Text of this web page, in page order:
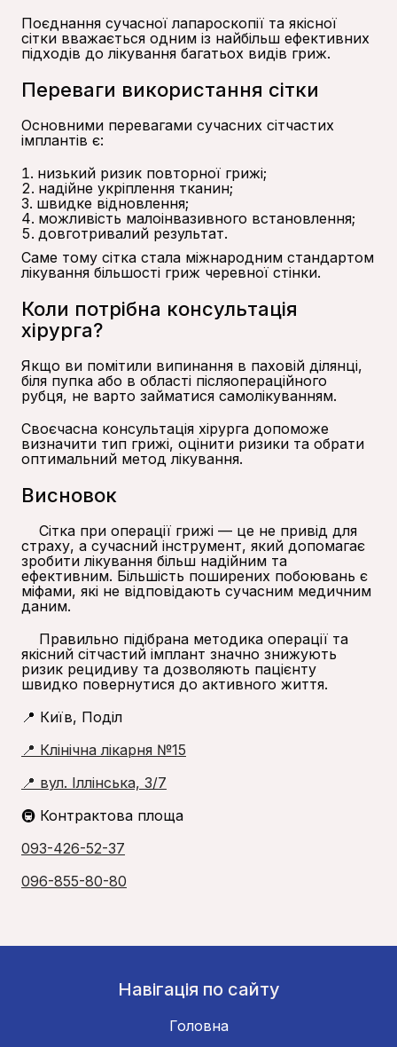
Поєднання сучасної лапароскопії та якісної
сітки вважається одним із найбільш ефективних
підходів до лікування багатьох видів гриж.
Переваги використання сітки
Основними перевагами сучасних сітчастих
імплантів є:
низький ризик повторної грижі;
надійне укріплення тканин;
швидке відновлення;
можливість малоінвазивного встановлення;
довготривалий результат.
Саме тому сітка стала міжнародним стандартом
лікування більшості гриж черевної стінки.
Коли потрібна консультація
хірурга?
Якщо ви помітили випинання в паховій ділянці,
біля пупка або в області післяопераційного
рубця, не варто займатися самолікуванням.
Своєчасна консультація хірурга допоможе
визначити тип грижі, оцінити ризики та обрати
оптимальний метод лікування.
Висновок
Сітка при операції грижі — це не привід для
страху, а сучасний інструмент, який допомагає
зробити лікування більш надійним та
ефективним. Більшість поширених побоювань є
міфами, які не відповідають сучасним медичним
даним.
Правильно підібрана методика операції та
якісний сітчастий імплант значно знижують
ризик рецидиву та дозволяють пацієнту
швидко повернутися до активного життя.
📍 Київ, Поділ
📍 Клінічна лікарня №15
📍 вул. Іллінська, 3/7
🚇 Контрактова площа
093-426-52-37
096-855-80-80
Навігація по сайту
Головна